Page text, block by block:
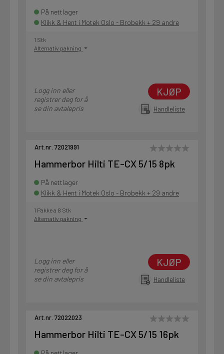
På nettlager
Klikk & Hent i Motek Oslo - Brobekk + 29 andre
1 Stk
Alternativ pakning
Logg inn eller
registrer deg for å
se din avtalepris
KJØP
Handleliste
Art.nr. 72021991
Hammerbor Hilti TE-CX 5/15 8pk
På nettlager
Klikk & Hent i Motek Oslo - Brobekk + 29 andre
1 Pakke a 8 Stk
Alternativ pakning
Logg inn eller
registrer deg for å
se din avtalepris
KJØP
Handleliste
Art.nr. 72022023
Hammerbor Hilti TE-CX 5/15 16pk